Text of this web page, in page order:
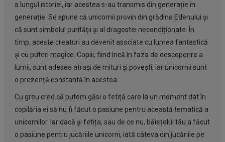
a lungul istoriei, iar acestea s-au transmis din generație în
generație. Se spune că unicornii provin din grădina Edenului și
că sunt simbolul purității și al dragostei necondiționate. În
timp, aceste creaturi au devenit asociate cu lumea fantastică
și cu puteri magice. Copiii, fiind încă în faza de descoperire a
lumii, sunt adesea atrași de mituri și povești, iar unicornii sunt
o prezență constantă în acestea.
Cu greu cred că putem găsi o fetiță care la un moment dat în
copilăria ei să nu fi făcut o pasiune pentru această tematică a
unicornilor. Iar dacă și fetița, sau de ce nu, băiețelul tău a făcut
o pasiune pentru jucăriile unicorni, iată câteva din jucăriile pe